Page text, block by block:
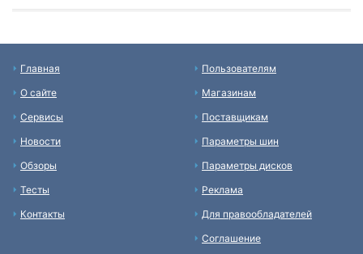
Главная
О сайте
Сервисы
Новости
Обзоры
Тесты
Контакты
Пользователям
Магазинам
Поставщикам
Параметры шин
Параметры дисков
Реклама
Для правообладателей
Соглашение